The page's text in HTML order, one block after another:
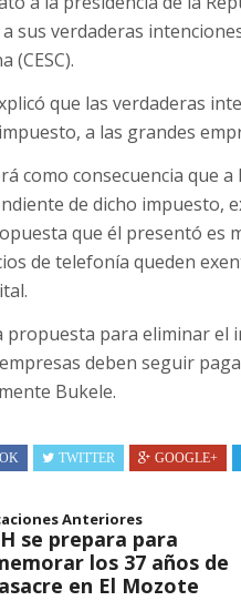
sus verdaderas
(CESC).
que las verdaderas
a las grandes
como consecuencia que
de dicho impuesto,
que él presentó es
de telefonía queden
propuesta para eliminar el
deben seguir
Bukele.
TWITTER GOOGLE+
Anteriores
se prepara para
los 37 años de
en El Mozote